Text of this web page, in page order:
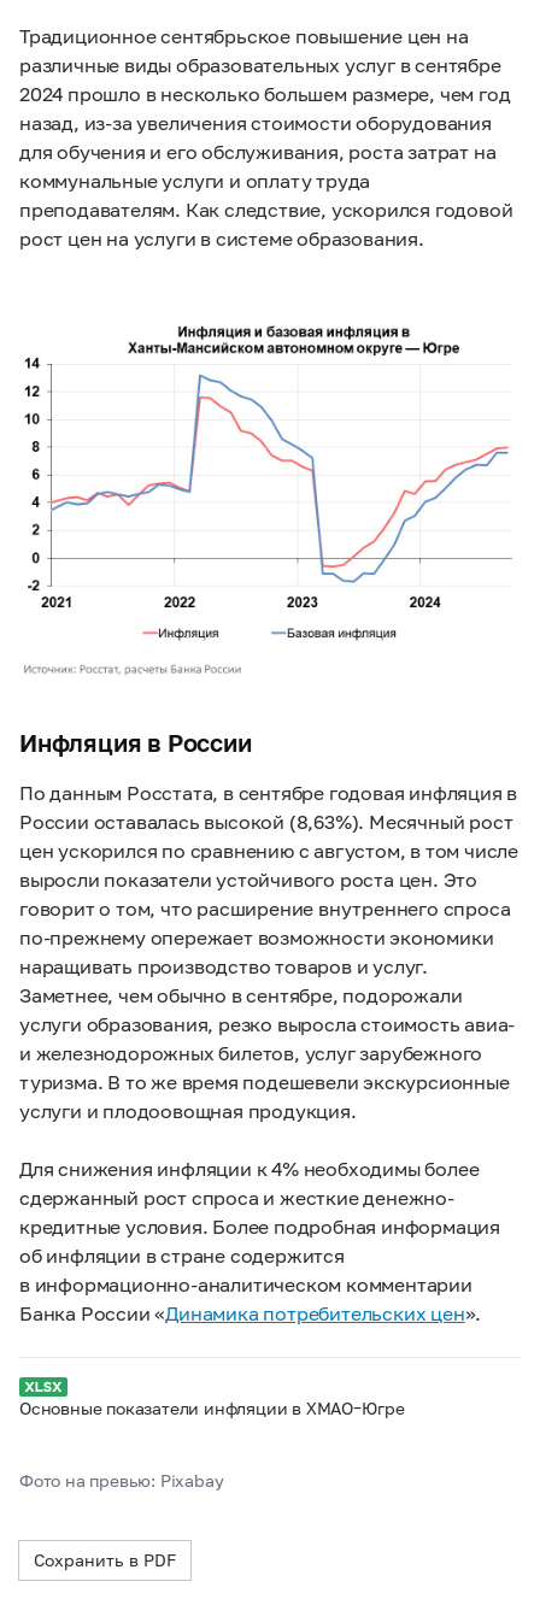
Традиционное сентябрьское повышение цен на
различные виды образовательных услуг в сентябре
2024 прошло в несколько большем размере, чем год
назад, из-за увеличения стоимости оборудования
для обучения и его обслуживания, роста затрат на
коммунальные услуги и оплату труда
преподавателям. Как следствие, ускорился годовой
рост цен на услуги в системе образования.
Инфляция в России
По данным Росстата, в сентябре годовая инфляция в
России оставалась высокой (8,63%). Месячный рост
цен ускорился по сравнению с августом, в том числе
выросли показатели устойчивого роста цен. Это
говорит о том, что расширение внутреннего спроса
по-прежнему опережает возможности экономики
наращивать производство товаров и услуг.
Заметнее, чем обычно в сентябре, подорожали
услуги образования, резко выросла стоимость авиа-
и железнодорожных билетов, услуг зарубежного
туризма. В то же время подешевели экскурсионные
услуги и плодоовощная продукция.
Для снижения инфляции к 4% необходимы более
сдержанный рост спроса и жесткие денежно-
кредитные условия. Более подробная информация
об инфляции в стране содержится
в информационно-аналитическом комментарии
Банка России «Динамика потребительских цен».
Основные показатели инфляции в ХМАО–Югре
Фото на превью: Pixabay
Сохранить в PDF